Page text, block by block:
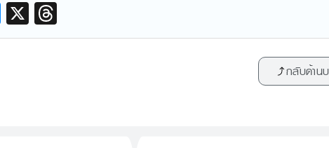
M
e
X
hr
กลับด้าน